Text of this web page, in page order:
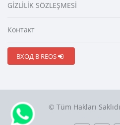
GİZLİLİK SÖZLEŞMESİ
Контакт
ВХОД В REOS
© Tüm Hakları